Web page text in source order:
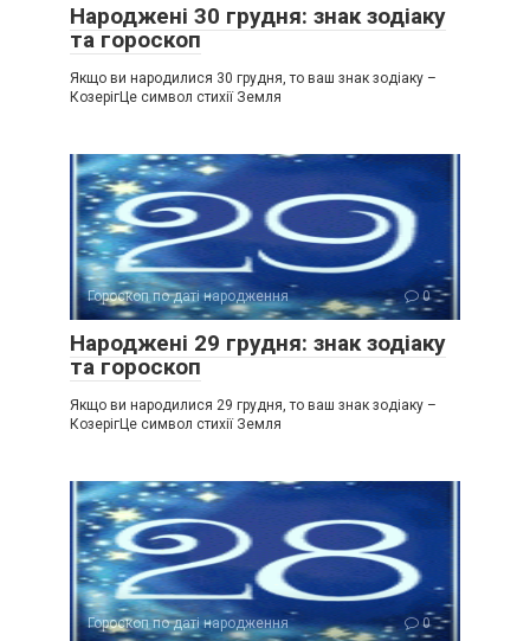
Народжені 30 грудня: знак зодіаку
та гороскоп
Якщо ви народилися 30 грудня, то ваш знак зодіаку –
КозерігЦе символ стихії Земля
Гороскоп по даті народження 0
Народжені 29 грудня: знак зодіаку
та гороскоп
Якщо ви народилися 29 грудня, то ваш знак зодіаку –
КозерігЦе символ стихії Земля
Гороскоп по даті народження 0